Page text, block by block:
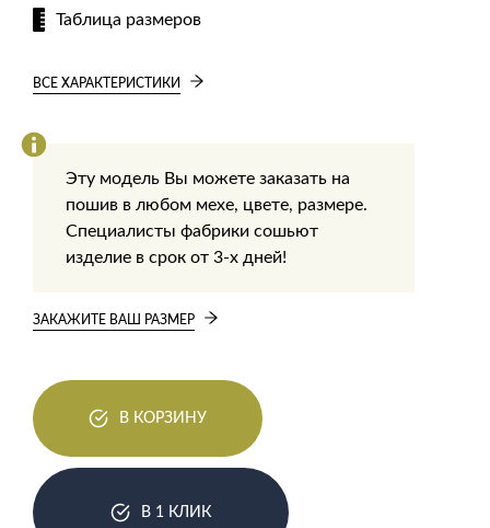
Таблица размеров
ВСЕ ХАРАКТЕРИСТИКИ
Эту модель Вы можете заказать на
пошив в любом мехе, цвете, размере.
Специалисты фабрики сошьют
изделие в срок от 3-х дней!
ЗАКАЖИТЕ ВАШ РАЗМЕР
В КОРЗИНУ
В 1 КЛИК